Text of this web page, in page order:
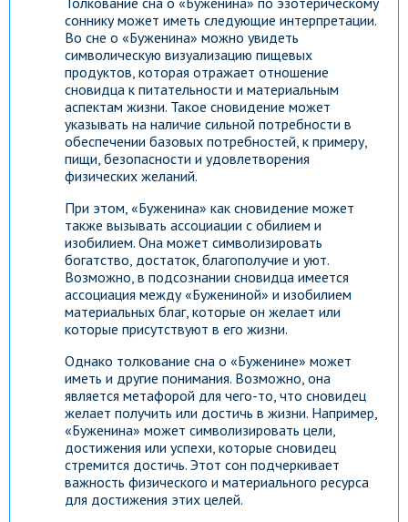
соннику может иметь следующие интерпретации.
Во сне о «Буженина» можно увидеть
символическую визуализацию пищевых
продуктов, которая отражает отношение
сновидца к питательности и материальным
аспектам жизни. Такое сновидение может
указывать на наличие сильной потребности в
обеспечении базовых потребностей, к примеру,
пищи, безопасности и удовлетворения
физических желаний.
При этом, «Буженина» как сновидение может
также вызывать ассоциации с обилием и
изобилием. Она может символизировать
богатство, достаток, благополучие и уют.
Возможно, в подсознании сновидца имеется
ассоциация между «Бужениной» и изобилием
материальных благ, которые он желает или
которые присутствуют в его жизни.
Однако толкование сна о «Буженине» может
иметь и другие понимания. Возможно, она
является метафорой для чего-то, что сновидец
желает получить или достичь в жизни. Например,
«Буженина» может символизировать цели,
достижения или успехи, которые сновидец
стремится достичь. Этот сон подчеркивает
важность физического и материального ресурса
для достижения этих целей.